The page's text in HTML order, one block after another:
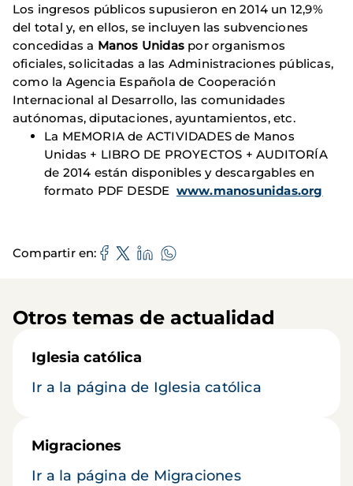
Los ingresos públicos supusieron en 2014 un 12,9%
del total y, en ellos, se incluyen las subvenciones
concedidas a Manos Unidas por organismos
oficiales, solicitadas a las Administraciones públicas,
como la Agencia Española de Cooperación
Internacional al Desarrollo, las comunidades
autónomas, diputaciones, ayuntamientos, etc.
La MEMORIA de ACTIVIDADES de Manos
Unidas + LIBRO DE PROYECTOS + AUDITORÍA
de 2014 están disponibles y descargables en
formato PDF DESDE www.manosunidas.org
Compartir en
Otros temas de actualidad
Iglesia católica
Ir a la página de Iglesia católica
Migraciones
Ir a la página de Migraciones